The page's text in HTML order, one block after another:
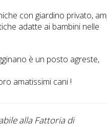
con giardino privato,
adatte ai bambini nelle
è un posto agreste,
amatissimi cani !
alla Fattoria di